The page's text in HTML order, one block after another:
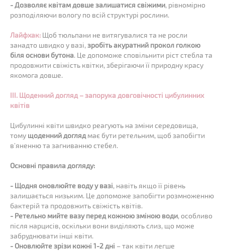
- Дозволяє квітам довше залишатися свіжими, рівномірно
розподіляючи вологу по всій структурі рослини.
Лайфхак: Щоб тюльпани не витягувалися та не росли
занадто швидко у вазі, зробіть акуратний прокол голкою
біля основи бутона. Це допоможе сповільнити ріст стебла та
продовжити свіжість квітки, зберігаючи її природну красу
якомога довше.
III. Щоденний догляд – запорука довговічності цибулинних
квітів
Цибулинні квіти швидко реагують на зміни середовища,
тому щоденний догляд має бути ретельним, щоб запобігти
в’яненню та загниванню стебел.
Основні правила догляду:
- Щодня оновлюйте воду у вазі, навіть якщо її рівень
залишається низьким. Це допоможе запобігти розмноженню
бактерій та продовжить свіжість квітів.
- Ретельно мийте вазу перед кожною зміною води, особливо
після нарцисів, оскільки вони виділяють слиз, що може
забруднювати інші квіти.
- Оновлюйте зрізи кожні 1-2 дні – так квіти легше